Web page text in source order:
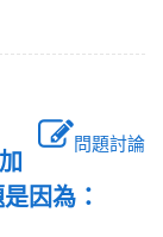
問題討論
是因為：